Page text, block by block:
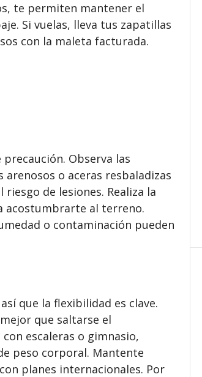
te permiten mantener el
Si vuelas, lleva tus zapatillas
con la maleta facturada.
Observa las
o aceras resbaladizas
de lesiones. Realiza la
acostumbrarte al terreno.
o contaminación pueden
que la flexibilidad es clave.
que saltarse el
escaleras o gimnasio,
peso corporal. Mantente
planes internacionales. Por